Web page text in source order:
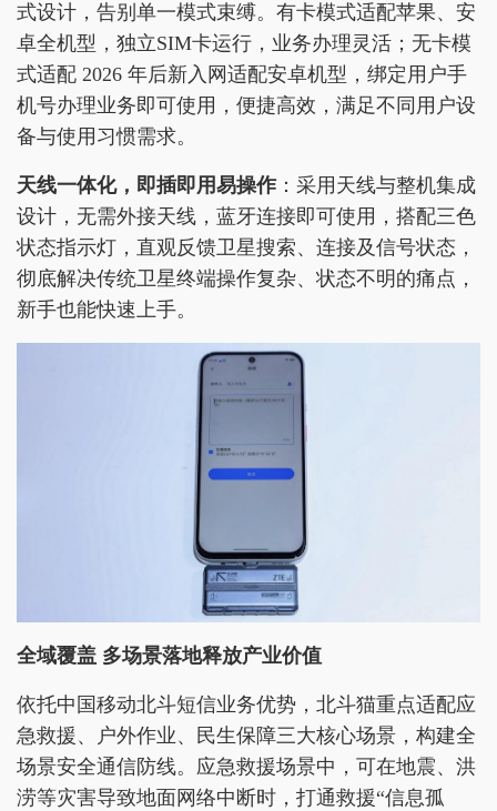
式设计，告别单一模式束缚。有卡模式适配苹果、安
卓全机型，独立SIM卡运行，业务办理灵活；无卡模
式适配 2026 年后新入网适配安卓机型，绑定用户手
机号办理业务即可使用，便捷高效，满足不同用户设
备与使用习惯需求。
天线一体化，即插即用易操作：采用天线与整机集成
设计，无需外接天线，蓝牙连接即可使用，搭配三色
状态指示灯，直观反馈卫星搜索、连接及信号状态，
彻底解决传统卫星终端操作复杂、状态不明的痛点，
新手也能快速上手。
全域覆盖 多场景落地释放产业价值
依托中国移动北斗短信业务优势，北斗猫重点适配应
急救援、户外作业、民生保障三大核心场景，构建全
场景安全通信防线。应急救援场景中，可在地震、洪
涝等灾害导致地面网络中断时，打通救援“信息孤